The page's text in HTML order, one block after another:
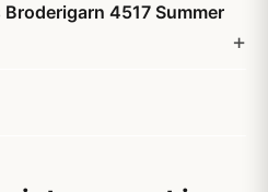
4517 Summer